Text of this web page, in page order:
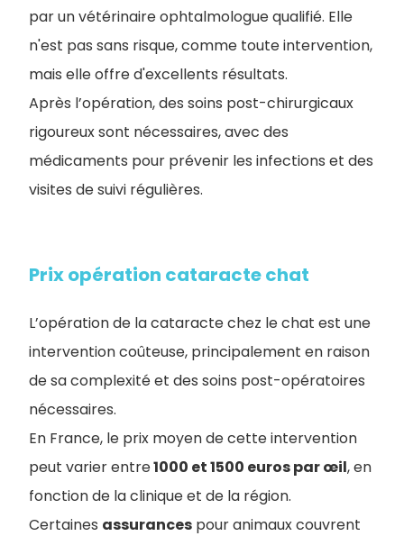
par un vétérinaire ophtalmologue qualifié. Elle
n'est pas sans risque, comme toute intervention,
mais elle offre d'excellents résultats.
Après l’opération, des soins post-chirurgicaux
rigoureux sont nécessaires, avec des
médicaments pour prévenir les infections et des
visites de suivi régulières.
Prix opération cataracte chat
L’opération de la cataracte chez le chat est une
intervention coûteuse, principalement en raison
de sa complexité et des soins post-opératoires
nécessaires.
En France, le prix moyen de cette intervention
peut varier entre1000 et 1500 euros par œil, en
fonction de la clinique et de la région.
Certaines assurances pour animaux couvrent